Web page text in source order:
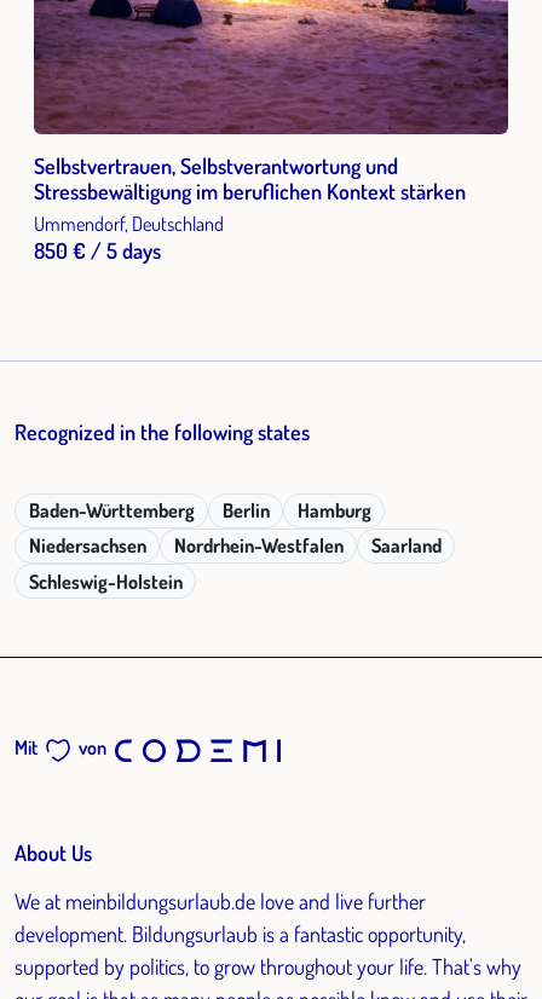
Kommunikationstraining, seit 2004 Resilienztraining, seit
2002
Selbstvertrauen, Selbstverantwortung und
Stressbewältigung im beruflichen Kontext stärken
Ummendorf, Deutschland
850 € / 5 days
Recognized in the following states
Baden-Württemberg Berlin
Hamburg
Niedersachsen
Nordrhein-Westfalen
Saarland
Schleswig-Holstein
Mit von
About Us
We at meinbildungsurlaub.de love and live further
development. Bildungsurlaub is a fantastic opportunity,
supported by politics, to grow throughout your life. That's why